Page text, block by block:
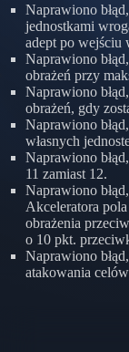
Naprawiono
jednostkami
adept po wejściu
Naprawiono
obrażeń przy
Naprawiono
obrażeń, gdy
Naprawiono
własnych
Naprawiono
11 zamiast 12.
Naprawiono
Akceleratora
obrażenia
o 10 pkt.
Naprawiono
atakowania